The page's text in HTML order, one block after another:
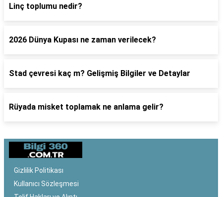
Linç toplumu nedir?
2026 Dünya Kupası ne zaman verilecek?
Stad çevresi kaç m? Gelişmiş Bilgiler ve Detaylar
Rüyada misket toplamak ne anlama gelir?
Gizlilik Politikası
Kullanıcı Sözleşmesi